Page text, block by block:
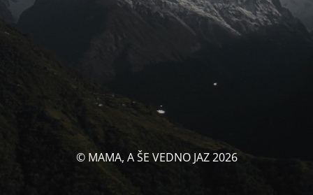
© MAMA, A ŠE VEDNO JAZ 2026